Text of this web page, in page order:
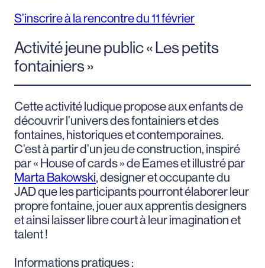
S’inscrire à la rencontre du 11 février
Activité jeune public « Les petits
fontainiers »
Cette activité ludique propose aux enfants de
découvrir l’univers des fontainiers et des
fontaines, historiques et contemporaines.
C’est à partir d’un jeu de construction, inspiré
par « House of cards » de Eames et illustré par
Marta Bakowski, designer et occupante du
JAD que les participants pourront élaborer leur
propre fontaine, jouer aux apprentis designers
et ainsi laisser libre court à leur imagination et
talent !
Informations pratiques :